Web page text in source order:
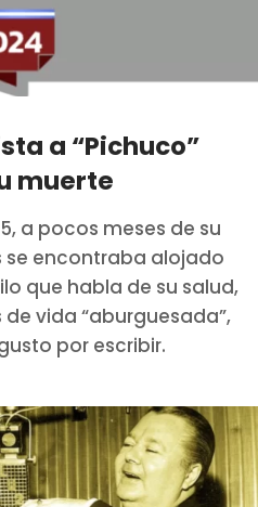
a “Pichuco”
muerte
a pocos meses de su
encontraba alojado
que habla de su salud,
vida “aburguesada”,
por escribir.